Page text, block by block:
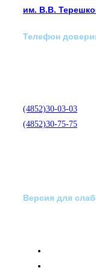
им. В.В.
Телефон
(4852)30-03-03
(4852)30-75-75
Версия для